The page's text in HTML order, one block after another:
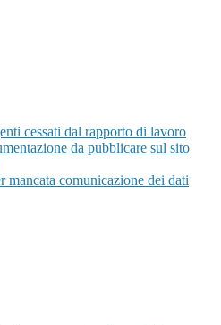
cessati dal rapporto di lavoro
da pubblicare sul sito
mancata comunicazione dei dati